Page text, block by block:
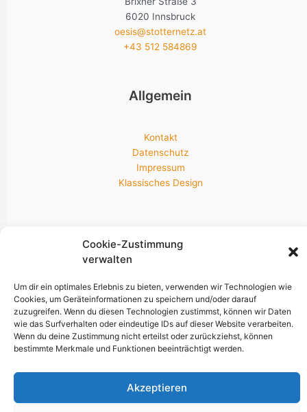
Cookie-Zustimmung
verwalten
Um dir ein optimales Erlebnis zu bieten, verwenden wir Technologien wie
Cookies, um Geräteinformationen zu speichern und/oder darauf
zuzugreifen. Wenn du diesen Technologien zustimmst, können wir Daten
wie das Surfverhalten oder eindeutige IDs auf dieser Website verarbeiten.
Wenn du deine Zustimmung nicht erteilst oder zurückziehst, können
bestimmte Merkmale und Funktionen beeinträchtigt werden.
Akzeptieren
6020 Innsbruck
oesis@stotternetz.at
+43 512 584869
Allgemein
Kontakt
Datenschutz
Impressum
Klassisches Design
Bleib am neuesten Stand!